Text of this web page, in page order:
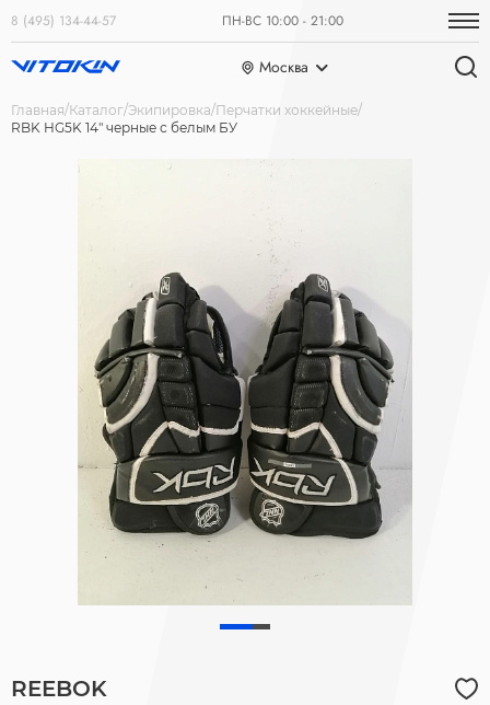
8 (495) 134-44-57 ПН-ВС 10:00 - 21:00
Москва
Главная Каталог Экипировка Перчатки хоккейные
RBK HG5K 14" черные с белым БУ
REEBOK